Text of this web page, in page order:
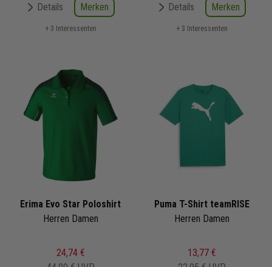
Details Merken
+ 3 Interessenten
Details Merken
+ 3 Interessenten
Erima Evo Star Poloshirt
Herren Damen
24,74 €
Puma T-Shirt teamRISE
Herren Damen
13,77 €